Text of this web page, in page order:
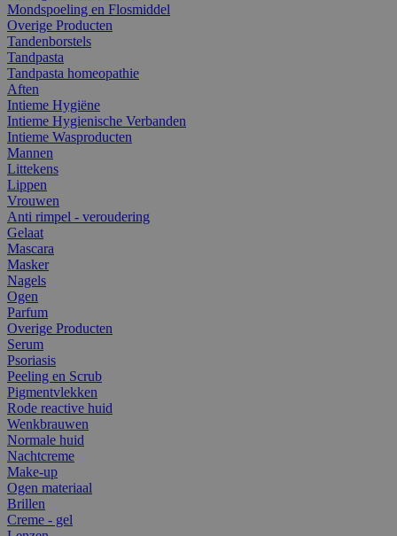
Mondspoeling en Flosmiddel
Overige Producten
Tandenborstels
Tandpasta
Tandpasta homeopathie
Aften
Intieme Hygiëne
Intieme Hygienische Verbanden
Intieme Wasproducten
Mannen
Littekens
Lippen
Vrouwen
Anti rimpel - veroudering
Gelaat
Mascara
Masker
Nagels
Ogen
Parfum
Overige Producten
Serum
Psoriasis
Peeling en Scrub
Pigmentvlekken
Rode reactive huid
Wenkbrauwen
Normale huid
Nachtcreme
Make-up
Ogen materiaal
Brillen
Creme - gel